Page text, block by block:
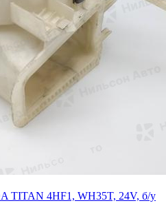
TITAN 4HF1, WH35T, 24V, б/у